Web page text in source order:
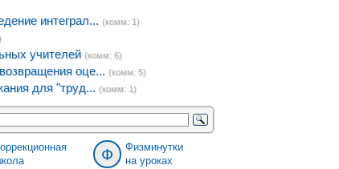
интеграл... (комм: 1)
учителей (комм: 6)
оце... (комм: 5)
для "труд... (комм: 1)
Ф
Физминутки
на уроках